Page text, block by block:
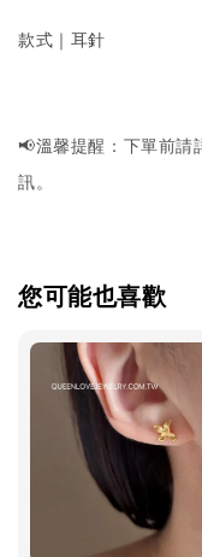
款式｜耳針
📢溫馨提醒：下單前請
訊。
您可能也喜歡